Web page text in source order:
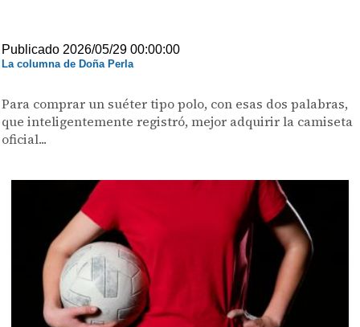
Publicado 2026/05/29 00:00:00
La columna de Doña Perla
Para comprar un suéter tipo polo, con esas dos palabras,
que inteligentemente registró, mejor adquirir la camiseta
oficial...